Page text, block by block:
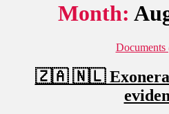
Month:
Documents
🇿🇦 🇳🇱